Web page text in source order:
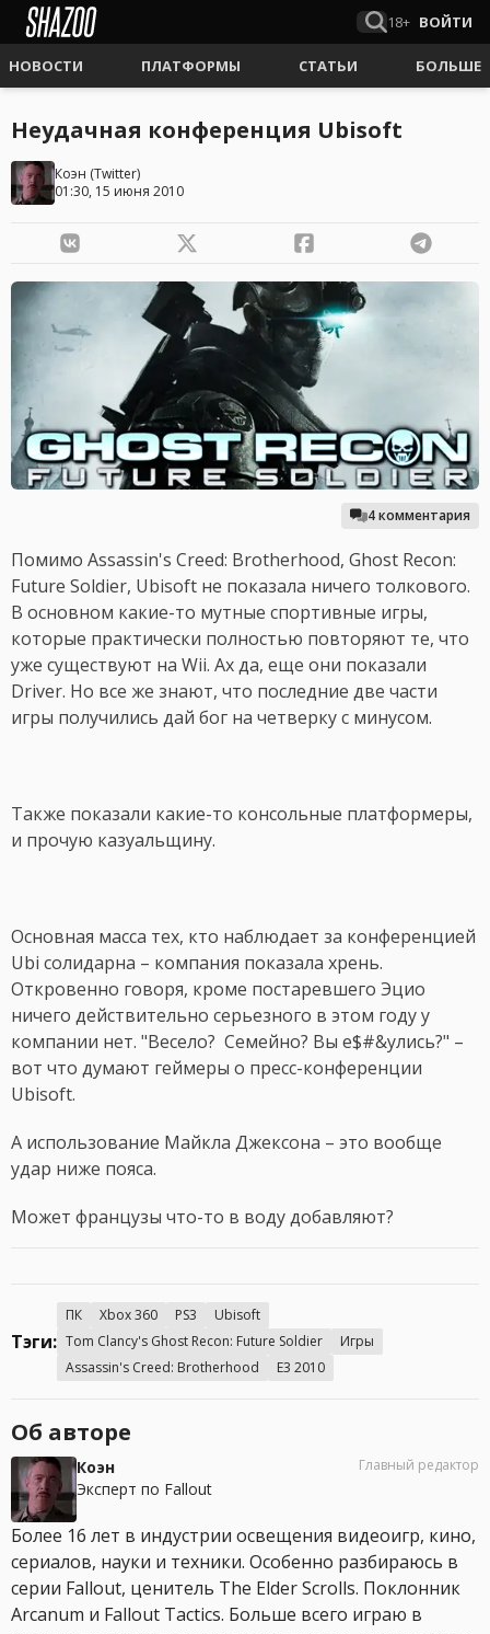
18+ ВОЙТИ
НОВОСТИ ПЛАТФОРМЫ СТАТЬИ БОЛЬШЕ
Неудачная конференция Ubisoft
Коэн (Twitter)
01:30, 15 июня 2010
4 комментария
Помимо Assassin's Creed: Brotherhood, Ghost Recon:
Future Soldier, Ubisoft не показала ничего толкового.
В основном какие-то мутные спортивные игры,
которые практически полностью повторяют те, что
уже существуют на Wii. Ах да, еще они показали
Driver. Но все же знают, что последние две части
игры получились дай бог на четверку с минусом.
Также показали какие-то консольные платформеры,
и прочую казуальщину.
Основная масса тех, кто наблюдает за конференцией
Ubi солидарна – компания показала хрень.
Откровенно говоря, кроме постаревшего Эцио
ничего действительно серьезного в этом году у
компании нет. "Весело? Семейно? Вы е$#&улись?" –
вот что думают геймеры о пресс-конференции
Ubisoft.
А использование Майкла Джексона – это вообще
удар ниже пояса.
Может французы что-то в воду добавляют?
Тэги:
ПК Xbox 360 PS3
Ubisoft
Tom Clancy's Ghost Recon: Future Soldier
Игры
Assassin's Creed: Brotherhood
E3 2010
Об авторе
Коэн
Эксперт по Fallout
Главный редактор
Более 16 лет в индустрии освещения видеоигр, кино,
сериалов, науки и техники. Особенно разбираюсь в
серии Fallout, ценитель The Elder Scrolls. Поклонник
Arcanum и Fallout Tactics. Больше всего играю в